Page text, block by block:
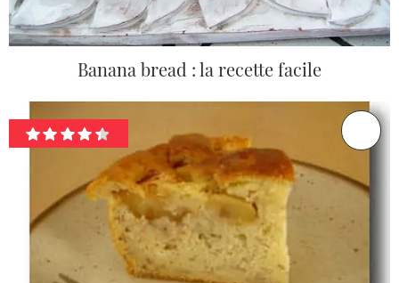
Banana bread : la recette facile